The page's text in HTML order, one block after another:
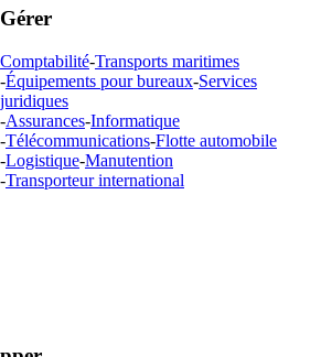
Gérer
Comptabilité-Transports maritimes
-Équipements pour bureaux-Services
juridiques
-Assurances-Informatique
-Télécommunications-Flotte automobile
-Logistique-Manutention
-Transporteur international